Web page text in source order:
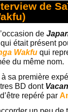
de
de
qui était présent
Wakfu qui
du même nom.
à sa première
BD dont
repéré par